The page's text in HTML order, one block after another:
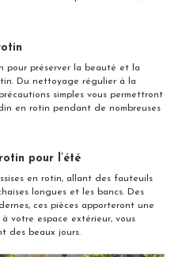
pour préserver la beauté et la
Du nettoyage régulier à la
simples vous permettront
en rotin pendant de nombreuses
pour l’été
en rotin, allant des fauteuils
longues et les bancs. Des
ces pièces apporteront une
votre espace extérieur, vous
des beaux jours.